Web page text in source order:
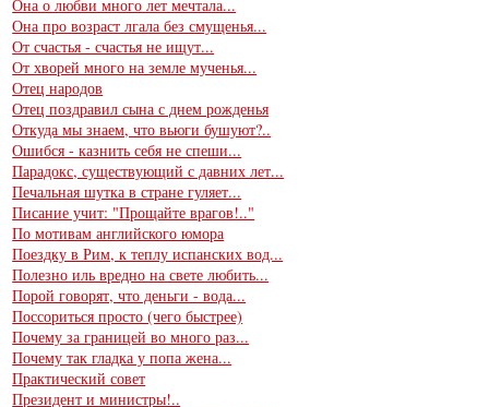
Она о любви много лет мечтала...
Она про возраст лгала без смущенья...
От счастья - счастья не ищут...
От хворей много на земле мученья...
Отец народов
Отец поздравил сына с днем рожденья
Откуда мы знаем, что вьюги бушуют?..
Ошибся - казнить себя не спеши...
Парадокс, существующий с давних лет...
Печальная шутка в стране гуляет...
Писание учит: "Прощайте врагов!.."
По мотивам английского юмора
Поездку в Рим, к теплу испанских вод...
Полезно иль вредно на свете любить...
Порой говорят, что деньги - вода...
Поссориться просто (чего быстрее)
Почему за границей во много раз...
Почему так гладка у попа жена...
Практический совет
Президент и министры!..